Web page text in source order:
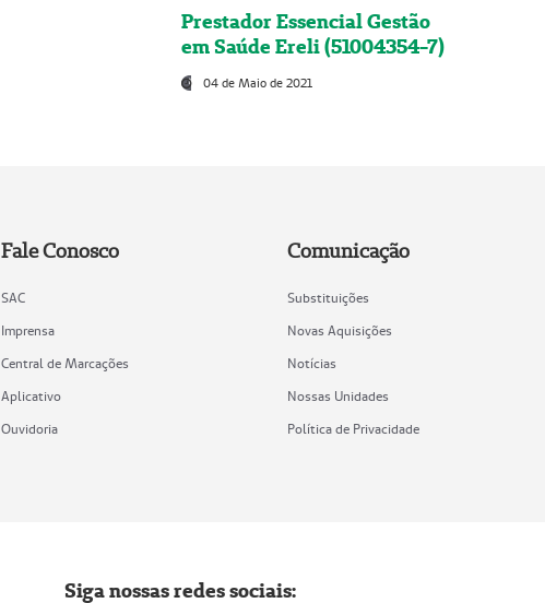
Prestador Essencial Gestão
em Saúde Ereli (51004354-7)
04 de Maio de 2021
Fale Conosco
SAC
Imprensa
Central de Marcações
Aplicativo
Ouvidoria
Comunicação
Substituições
Novas Aquisições
Notícias
Nossas Unidades
Política de Privacidade
Siga nossas redes sociais: